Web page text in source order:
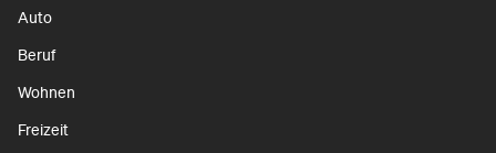
Auto
Beruf
Wohnen
Freizeit